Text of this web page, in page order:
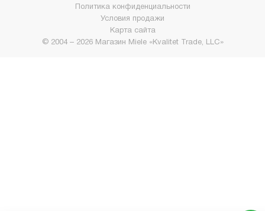
© 2004 – 2026 Магазин Miele «Kvalitet Trade, LLC»
Политика конфиденциальности
Условия продажи
Карта сайта